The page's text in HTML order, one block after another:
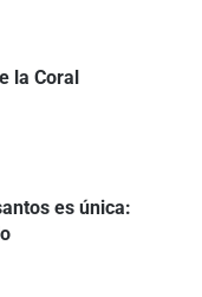
la Coral
es única: